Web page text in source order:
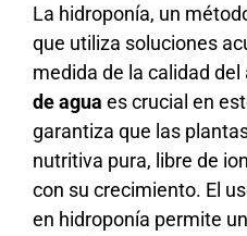
La hidroponía, un
que utiliza soluciones
medida de la calidad del
de agua es crucial en
garantiza que las
nutritiva pura, libre de
con su crecimiento. El
en hidroponía permite